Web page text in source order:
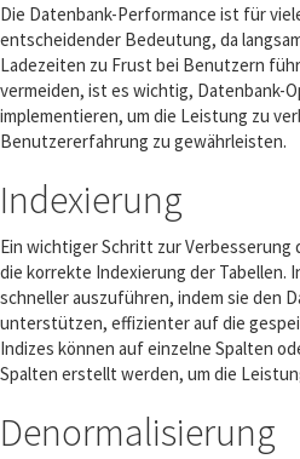
Die Datenbank-Performance ist für
entscheidender Bedeutung, da
Ladezeiten zu Frust bei Benutzern
vermeiden, ist es wichtig, Datenbank-
implementieren, um die Leistung zu
Benutzererfahrung zu gewährleisten.
Indexierung
Ein wichtiger Schritt zur
die korrekte Indexierung der Tabellen.
schneller auszuführen, indem sie den
unterstützen, effizienter auf die
Indizes können auf einzelne Spalten
Spalten erstellt werden, um die
Denormalisierung